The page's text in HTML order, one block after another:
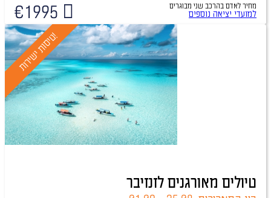
למועדי יציאה נוספים €1995 מחיר לאדם בהרכב שני מבוגרים
ט
י
ס
ו
ת
י
ש
י
ר
ו
ת
!
טיולים מאורגנים לזנזיבר